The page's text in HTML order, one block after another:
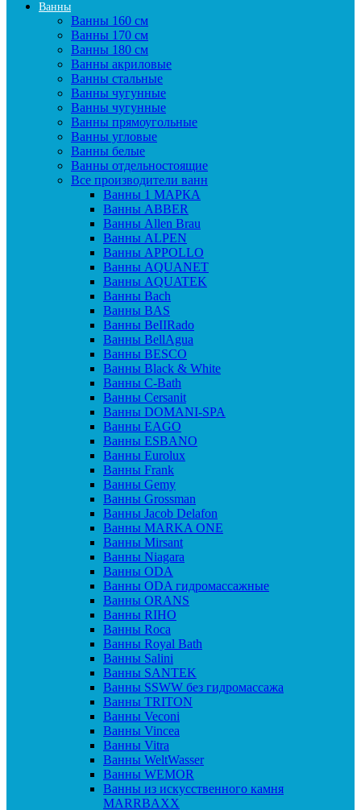
Ванны
Ванны 160 см
Ванны 170 см
Ванны 180 см
Ванны акриловые
Ванны стальные
Ванны чугунные
Ванны чугунные
Ванны прямоугольные
Ванны угловые
Ванны белые
Ванны отдельностоящие
Все производители ванн
Ванны 1 МАРКА
Ванны ABBER
Ванны Allen Brau
Ванны ALPEN
Ванны APPOLLO
Ванны AQUANET
Ванны AQUATEK
Ванны Bach
Ванны BAS
Ванны BeIIRado
Ванны BellAgua
Ванны BESCO
Ванны Black & White
Ванны C-Bath
Ванны Cersanit
Ванны DOMANI-SPA
Ванны EAGO
Ванны ESBANO
Ванны Eurolux
Ванны Frank
Ванны Gemy
Ванны Grossman
Ванны Jacob Delafon
Ванны MARKA ONE
Ванны Mirsant
Ванны Niagara
Ванны ODA
Ванны ODA гидромассажные
Ванны ORANS
Ванны RIHO
Ванны Roca
Ванны Royal Bath
Ванны Salini
Ванны SANTEK
Ванны SSWW без гидромассажа
Ванны TRITON
Ванны Veconi
Ванны Vincea
Ванны Vitra
Ванны WeltWasser
Ванны WEMOR
Ванны из искусственного камня
MARRBAXX